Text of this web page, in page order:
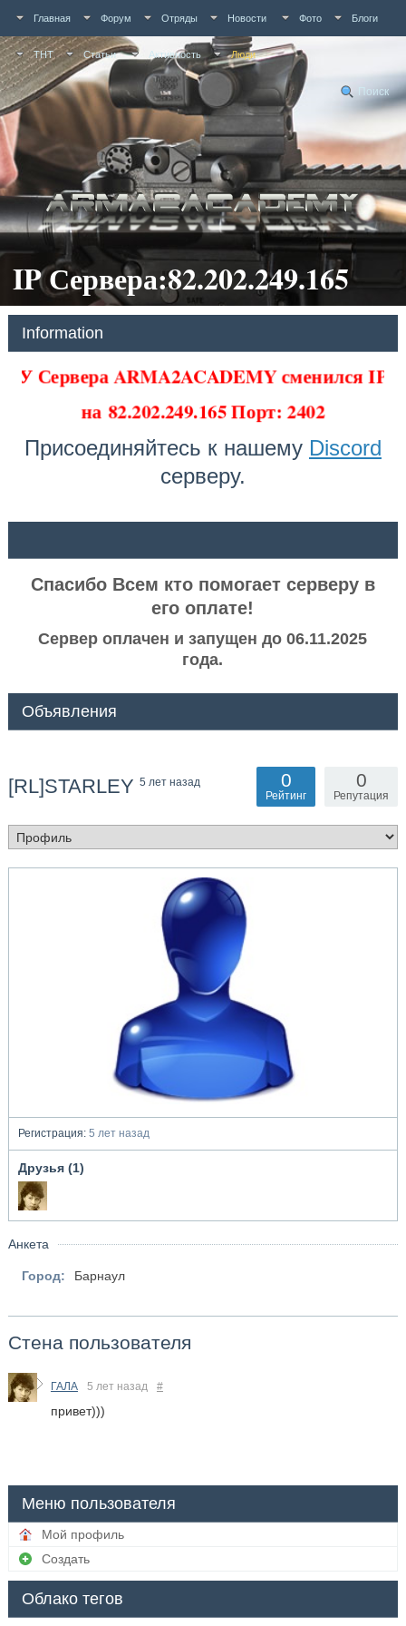
Главная Форум Отряды Новости Фото Блоги
ТНТ Статьи Активность Люди
Поиск
IP Сервера:82.202.249.165
Information
У Сервера ARMA2ACADEMY сменился IP
на82.202.249.165 Порт: 2402
Присоединяйтесь к нашему Discord
серверу.
Спасибо Всем кто помогает серверу в
его оплате!
Сервер оплачен и запущен до 06.11.2025
года.
Объявления
[RL]STARLEY 5 лет назад 0
Репутация
0
Рейтинг
Регистрация:5 лет назад
Друзья (1)
Анкета
Город: Барнаул
Стена пользователя
ГАЛА 5 лет назад #
привет)))
Меню пользователя
Мой профиль
Создать
Облако тегов